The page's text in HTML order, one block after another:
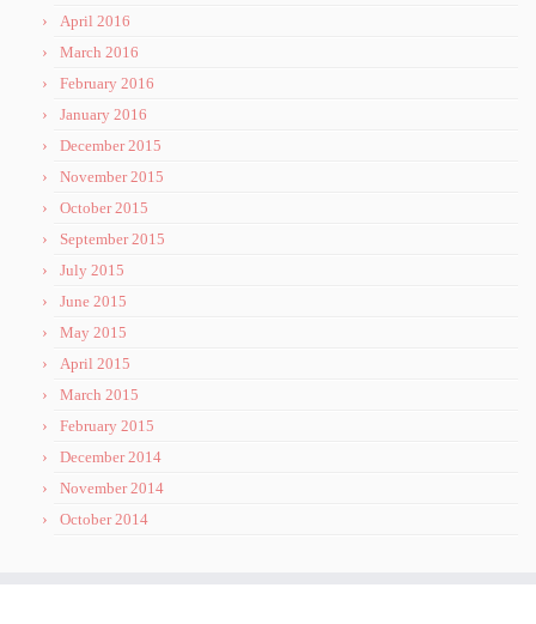
April 2016
March 2016
February 2016
January 2016
December 2015
November 2015
October 2015
September 2015
July 2015
June 2015
May 2015
April 2015
March 2015
February 2015
December 2014
November 2014
October 2014